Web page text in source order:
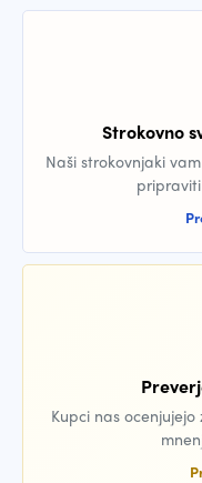
Strokovno
Naši strokovnjaki
Kupci nas